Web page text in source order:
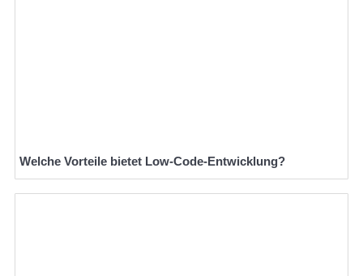
Welche Vorteile bietet Low-Code-Entwicklung?